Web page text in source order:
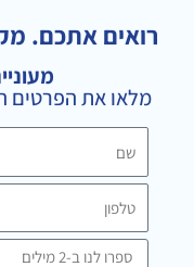
b
o
o
k
רואים אתכם.
מלאו את הפרטים
טלפון
ספרו